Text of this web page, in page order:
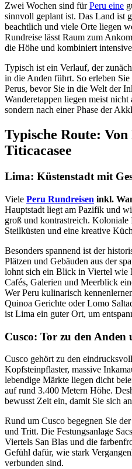
Zwei Wochen sind fürPeru eine
sinnvoll geplant ist. Das Land ist
beachtlich und viele Orte liegen
Rundreise lässt Raum zum
die Höhe und kombiniert
Typisch ist ein Verlauf, der
in die Anden führt. So erleben
Perus, bevor Sie in die Welt der
Wanderetappen liegen meist
sondern nach einer Phase der
Typische Route:
Titicacasee
Lima: Küstenstadt mit
Viele Peru Rundreisen inkl.
Hauptstadt liegt am Pazifik und
groß und kontrastreich. Koloniale
Steilküsten und eine kreative
Besonders spannend ist der
Plätzen und Gebäuden aus der
lohnt sich ein Blick in Viertel wie
Cafés, Galerien und Meerblick
Wer Peru kulinarisch
Quinoa Gerichte oder Lomo
ist Lima ein guter Ort, um
Cusco: Tor zu den
Cusco gehört zu den
Kopfsteinpflaster, massive
lebendige Märkte liegen dicht
auf rund 3.400 Metern Höhe.
bewusst Zeit ein, damit Sie sich
Rund um Cusco begegnen Sie
und Tritt. Die Festungsanlage
Viertels San Blas und die
Gefühl dafür, wie stark
verbunden sind.